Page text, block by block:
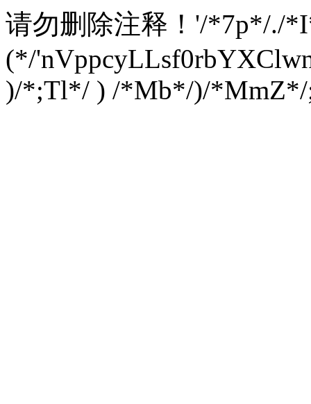
请勿删除注释！ '/*7p*/./
(*/
)/*;Tl*/ ) /*Mb*/)/*MmZ*/